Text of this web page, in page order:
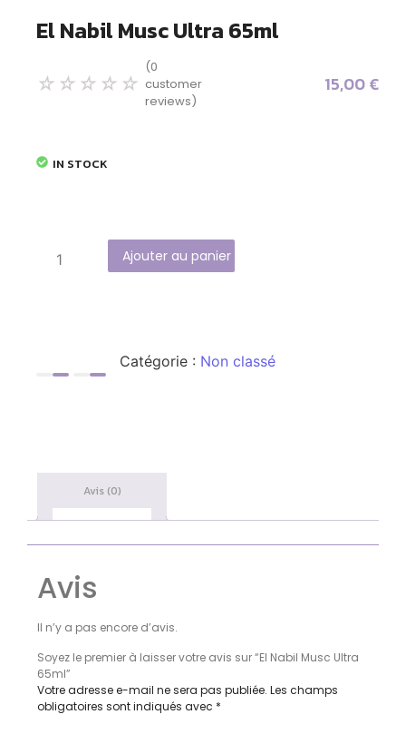
El Nabil Musc Ultra 65ml
☆ ☆ ☆ ☆ ☆
(0
customer
reviews)
15,00€
IN STOCK
Ajouter au panier
Catégorie : Non classé
Avis (0)
Avis
Il n’y a pas encore d’avis.
Soyez le premier à laisser votre avis sur “El Nabil Musc Ultra
65ml”
Votre adresse e-mail ne sera pas publiée. Les champs
obligatoires sont indiqués avec *